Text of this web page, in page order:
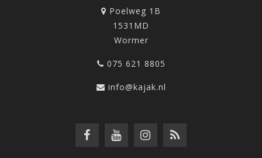
Poelweg 1B
1531MD
Wormer
075 621 8805
info@kajak.nl